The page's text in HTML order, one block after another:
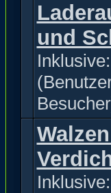
und
Inklusive:
Inklusive: